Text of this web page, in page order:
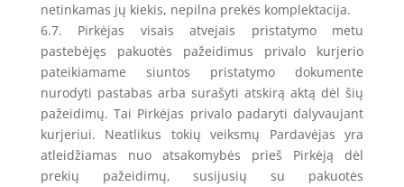
netinkamas jų kiekis, nepilna prekės komplektacija.
6.7. Pirkėjas visais atvejais pristatymo metu
pastebėjęs pakuotės pažeidimus privalo kurjerio
pateikiamame siuntos pristatymo dokumente
nurodyti pastabas arba surašyti atskirą aktą dėl šių
pažeidimų. Tai Pirkėjas privalo padaryti dalyvaujant
kurjeriui. Neatlikus tokių veiksmų Pardavėjas yra
atleidžiamas nuo atsakomybės prieš Pirkėją dėl
prekių pažeidimų, susijusių su pakuotės